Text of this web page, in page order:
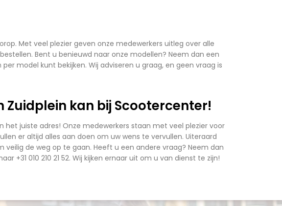
Met veel plezier geven onze medewerkers uitleg over alle
Bent u benieuwd naar onze modellen? Neem dan een
model kunt bekijken. Wij adviseren u graag, en geen vraag is
Zuidplein kan bij Scootercenter!
het juiste adres! Onze medewerkers staan met veel plezier voor
er altijd alles aan doen om uw wens te vervullen. Uiteraard
de weg op te gaan. Heeft u een andere vraag? Neem dan
+31 010 210 21 52. Wij kijken ernaar uit om u van dienst te zijn!